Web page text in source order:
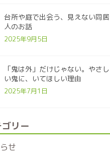
台所や庭で出会う、見えない同居
人のお話
2025年9月5日
「鬼は外」だけじゃない。やさし
い鬼に、いてほしい理由
2025年7月1日
リー
せ